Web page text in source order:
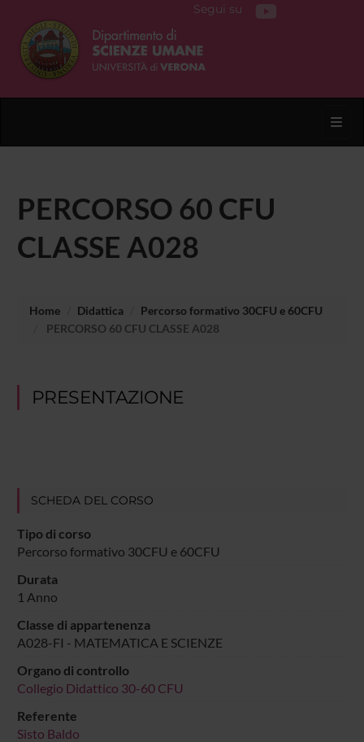
Segui su
PERCORSO 60 CFU
CLASSE A028
Home Didattica
Percorso formativo 30CFU e 60CFU
PERCORSO 60 CFU CLASSE A028
PRESENTAZIONE
SCHEDA DEL CORSO
Tipo di corso
Percorso formativo 30CFU e 60CFU
Durata
1 Anno
Classe di appartenenza
A028-FI - MATEMATICA E SCIENZE
Organo di controllo
Collegio Didattico 30-60 CFU
Referente
Sisto Baldo